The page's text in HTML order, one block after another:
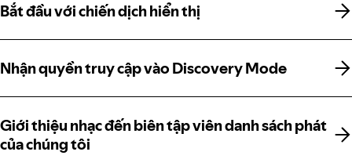
Bắt đầu với chiến dịch hiển thị
Bắt đầu với chiến dịch hiển thị
Nhận quyền truy cập vào Discovery Mode
Nhận quyền truy cập vào Discovery Mode
Giới thiệu nhạc đến biên tập viên danh sách phát
của chúng tôi
Giới thiệu nhạc đến biên tập viên danh sách phát
của chúng tôi